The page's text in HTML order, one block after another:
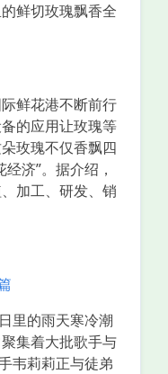
鲜切玫瑰飘香全
鲜花港不断前行
的应用让玫瑰等
玫瑰不仅香飘四
济”。据介绍，
加工、研发、销
里的雨天寒冷潮
集着大批歌手与
韦莉莉正与徒弟